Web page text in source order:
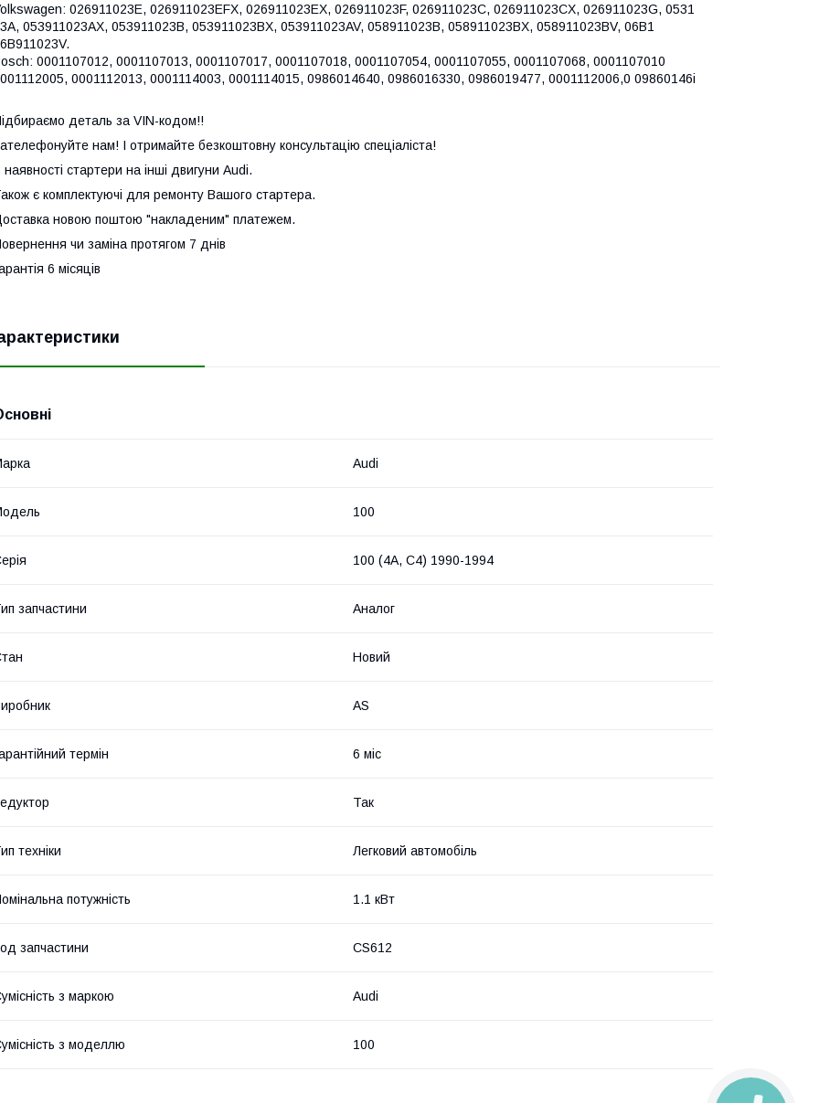
026911023E, 026911023EFX, 026911023EX, 026911023F, 026911023C, 026911023CX, 026911023G, 0531
053911023AX, 053911023B, 053911023BX, 053911023AV, 058911023B, 058911023BX, 058911023BV, 06B1
0001107012, 0001107013, 0001107017, 0001107018, 0001107054, 0001107055, 0001107068, 0001107010
0001112013, 0001114003, 0001114015, 0986014640, 0986016330, 0986019477, 0001112006,0 09860146і
деталь за VIN-кодом!!
нам! І отримайте безкоштовну консультацію спеціаліста!
наявності стартери на інші двигуни Audi.
є комплектуючі для ремонту Вашого стартера.
новою поштою "накладеним" платежем.
чи заміна протягом 7 днів
6 місяців
Audi
100
100 (4A, C4) 1990-1994
запчастини Аналог
Новий
AS
термін 6 міс
Так
техніки Легковий автомобіль
потужність 1.1 кВт
запчастини CS612
з маркою Audi
з моделлю 100